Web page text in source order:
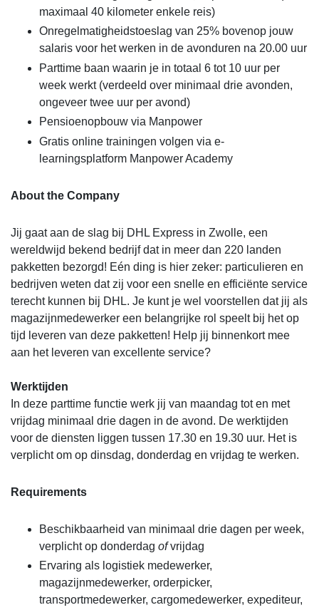
maximaal 40 kilometer enkele reis)
Onregelmatigheidstoeslag van 25% bovenop jouw
salaris voor het werken in de avonduren na 20.00 uur
Parttime baan waarin je in totaal 6 tot 10 uur per
week werkt (verdeeld over minimaal drie avonden,
ongeveer twee uur per avond)
Pensioenopbouw via Manpower
Gratis online trainingen volgen via e-
learningsplatform Manpower Academy
About the Company
Jij gaat aan de slag bij DHL Express in Zwolle, een
wereldwijd bekend bedrijf dat in meer dan 220 landen
pakketten bezorgd! Eén ding is hier zeker: particulieren en
bedrijven weten dat zij voor een snelle en efficiënte service
terecht kunnen bij DHL. Je kunt je wel voorstellen dat jij als
magazijnmedewerker een belangrijke rol speelt bij het op
tijd leveren van deze pakketten! Help jij binnenkort mee
aan het leveren van excellente service?
Werktijden
In deze parttime functie werk jij van maandag tot en met
vrijdag minimaal drie dagen in de avond. De werktijden
voor de diensten liggen tussen 17.30 en 19.30 uur. Het is
verplicht om op dinsdag, donderdag en vrijdag te werken.
Requirements
Beschikbaarheid van minimaal drie dagen per week,
verplicht op donderdag ofvrijdag
Ervaring als logistiek medewerker,
magazijnmedewerker, orderpicker,
transportmedewerker, cargomedewerker, expediteur,